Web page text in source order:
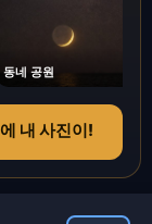
동네 공원
내 사진이!